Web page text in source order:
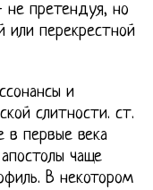
не претендуя, но
или перекрестной
и
слитности. ст.
в первые века
чаще
В некотором